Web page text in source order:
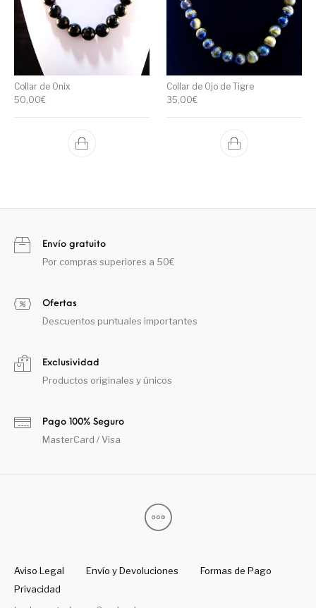
Collar de Onix
50,00€
Collar de Ojo de Tigre
35,00€
Envío gratuito
Por compras superiores a 50€
Ofertas
Descuentos puntuales importantes
Exclusividad
Productos originales y únicos
Pago 100% Seguro
MasterCard / Visa
Aviso Legal Envío y Devoluciones
Formas de Pago
Privacidad